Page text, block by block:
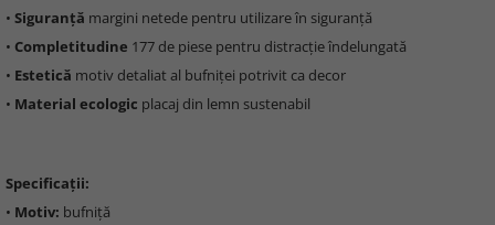
• Siguranță margini netede pentru utilizare în siguranță
• Completitudine 177 de piese pentru distracție îndelungată
• Estetică motiv detaliat al bufniței potrivit ca decor
• Material ecologic placaj din lemn sustenabil
Specificații:
• Motiv: bufniță